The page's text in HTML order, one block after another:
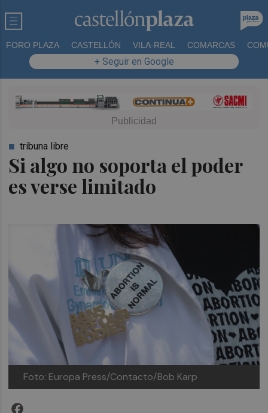
FORO PLAZA CASTELLÓN VILA-REAL COMARCAS
+ Seguir en Google
Si algo no soporta el poder
es verse limitado
tribuna libre
Foto: Europa Press/Contacto/Bob Karp